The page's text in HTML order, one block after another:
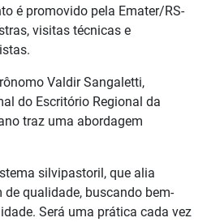
é promovido pela Emater/RS-
visitas técnicas e
Valdir Sangaletti,
do Escritório Regional da
traz uma abordagem
silvipastoril, que alia
qualidade, buscando bem-
Será uma prática cada vez